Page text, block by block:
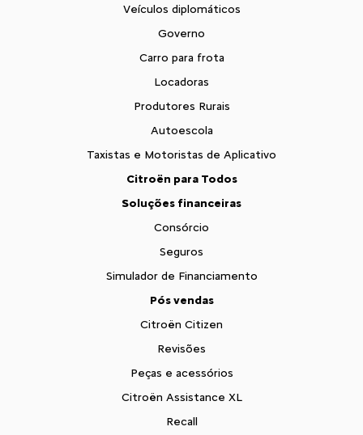
Veículos diplomáticos
Governo
Carro para frota
Locadoras
Produtores Rurais
Autoescola
Taxistas e Motoristas de Aplicativo
Citroën para Todos
Soluções financeiras
Consórcio
Seguros
Simulador de Financiamento
Pós vendas
Citroën Citizen
Revisões
Peças e acessórios
Citroën Assistance XL
Recall